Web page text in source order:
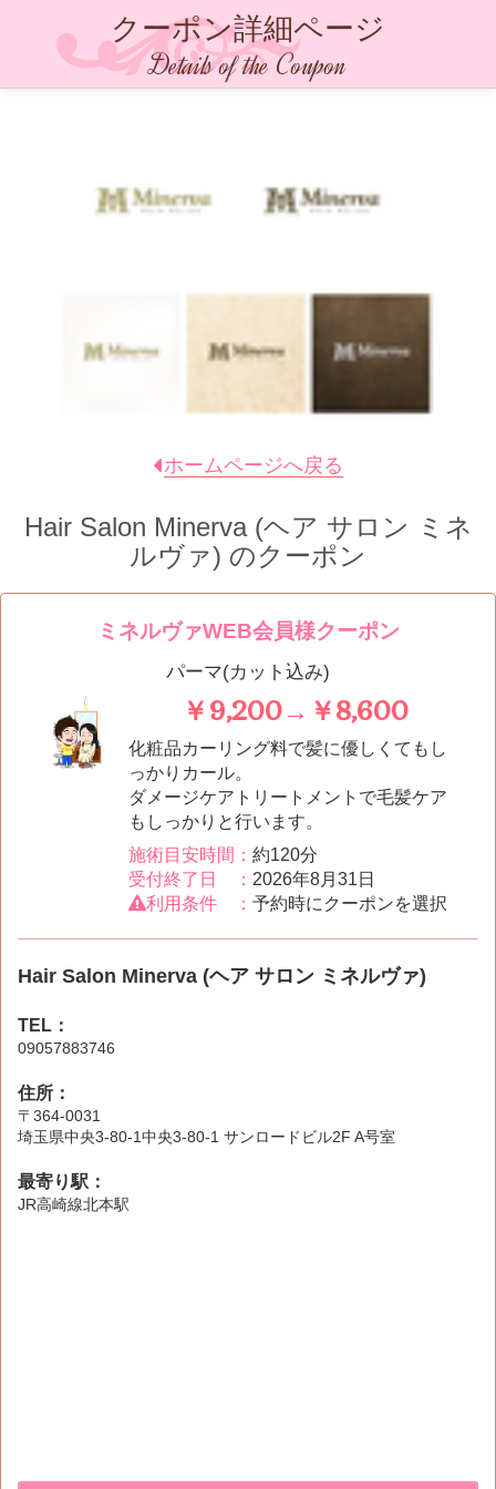
クーポン詳細ページ
Details of the Coupon
ホームページへ戻る
Hair Salon Minerva (ヘア サロン ミネ
ルヴァ) のクーポン
ミネルヴァWEB会員様クーポン
パーマ(カット込み)
￥9,200→￥8,600
化粧品カーリング料で髪に優しくてもし
っかりカール。
ダメージケアトリートメントで毛髪ケア
もしっかりと行います。
施術目安時間： 約120分
受付終了日 ： 2026年8月31日
利用条件 ： 予約時にクーポンを選択
Hair Salon Minerva (ヘア サロン ミネルヴァ)
TEL：
09057883746
住所：
〒364-0031
埼玉県中央3-80-1中央3-80-1 サンロードビル2F A号室
最寄り駅：
JR高崎線北本駅